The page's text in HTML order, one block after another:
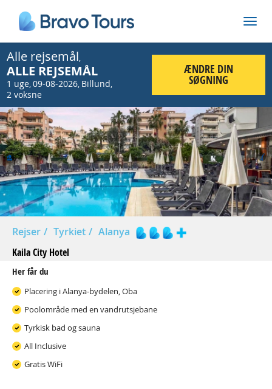
Alle rejsemål,
ALLE REJSEMÅL
1 uge,09-08-2026, Billund,
2 voksne
ÆNDRE DIN
SØGNING
Prev
Rejser Tyrkiet
Alanya
Kaila City Hotel
Her får du
Placering i Alanya-bydelen, Oba
Poolområde med en vandrutsjebane
Tyrkisk bad og sauna
All Inclusive
Gratis WiFi